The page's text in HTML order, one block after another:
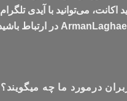
اکانت، می‌توانید با آیدی تلگرام
درمورد ما چه میگویند؟